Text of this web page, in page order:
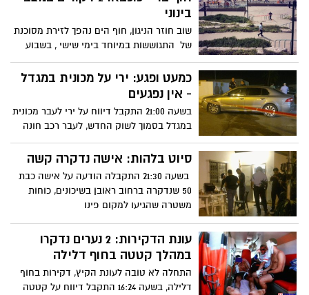
בינוני
שוב חוזר הניגון, חוף הים נהפך לזירת מסוכנת
של התגוששות במיוחד בימי שישי , בשבוע
שעבר (ביום שישי)
כמעט ופגע: ירי על מכונית במגדל
- אין נפגעים
בשעה 21:00 התקבל דיווח על ירי לעבר מכונית
במגדל בסמוך לשוק החדש, לעבר רכב חונה
נורו ארבעה יריות ע"י
סיוט בלהות: אישה נדקרה קשה
בשעה 21:30 התקבלה הודעה על אישה כבת
50 שנדקרה ברחוב ראובן בשיכונים, כוחות
משטרה שהגיעו למקום פינו
עונת הדקירות: 2 נערים נדקרו
במהלך קטטה בחוף דלילה
התחלה לא טובה לעונת הקיץ, דקירות בחוף
דלילה, בשעה 16:24 התקבל דיווח על קטטה